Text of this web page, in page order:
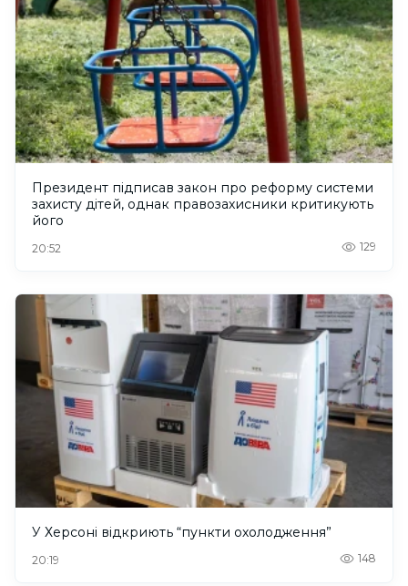
Президент підписав закон про реформу системи
захисту дітей, однак правозахисники критикують
його
20:52 129
У Херсоні відкриють “пункти охолодження”
20:19 148